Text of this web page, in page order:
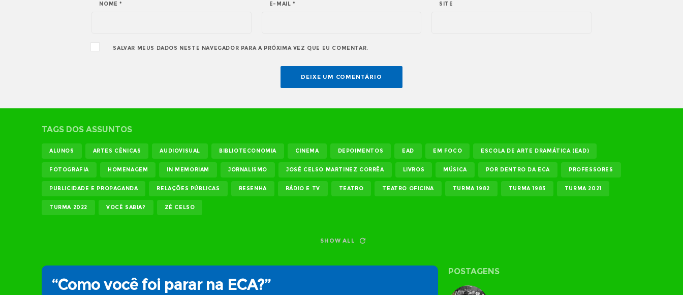
NOME* E-MAIL * SITE
SALVAR MEUS DADOS NESTE NAVEGADOR PARA A PRÓXIMA VEZ QUE EU COMENTAR.
TAGS DOS ASSUNTOS
ALUNOS ARTES CÊNICAS AUDIOVISUAL BIBLIOTECONOMIA CINEMA DEPOIMENTOS EAD EM FOCO ESCOLA DE ARTE DRAMÁTICA (EAD)
FOTOGRAFIA HOMENAGEM IN MEMORIAM JORNALISMO JOSÉ CELSO MARTINEZ CORRÊA LIVROS MÚSICA POR DENTRO DA ECA PROFESSORES
PUBLICIDADE E PROPAGANDA RELAÇÕES PÚBLICAS RESENHA RÁDIO E TV TEATRO TEATRO OFICINA TURMA 1982 TURMA 1983 TURMA 2021
TURMA 2022 VOCÊ SABIA? ZÉ CELSO
SHOW ALL
“Como você foi parar na ECA?”
POSTAGENS